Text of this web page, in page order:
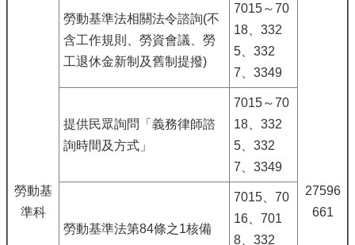
勞動基
準科
27596
661
勞動基準法相關法令諮詢(不
含工作規則、勞資會議、勞
工退休金新制及舊制提撥)
7015～70
18、332
5、332
7、3349
提供民眾詢問「義務律師諮
詢時間及方式」
7015～70
18、332
5、332
7、3349
勞動基準法第84條之1核備
7015、70
16、701
8、332